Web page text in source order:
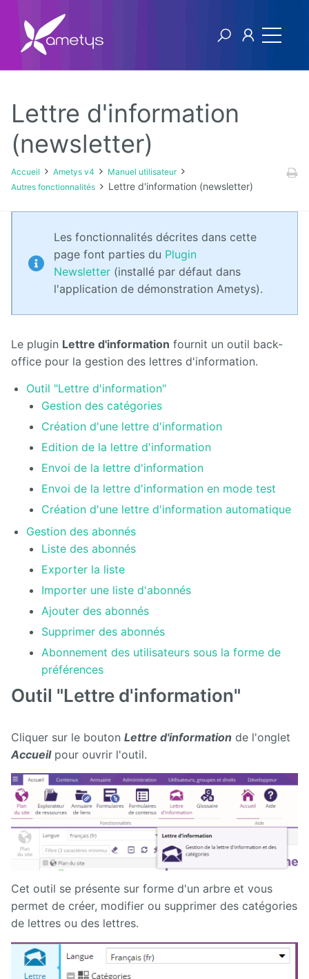
Ametys v4
Licence
utilisateur
Manuel
d'installation
et
d'exploitation
Manuel de
paramétrage
d'intégration
Manuel
de
mise à
Releases
Lettre d'information
(newsletter)
Accueil Ametys v4
Manuel utilisateur
Autres fonctionnalités
Lettre d'information (newsletter)
Les fonctionnalités décrites dans cette
page font parties du Plugin
Newsletter (installé par défaut dans
l'application de démonstration Ametys).
Le plugin Lettre d'information fournit un outil back-
office pour la gestion des lettres d'information.
Outil "Lettre d'information"
Gestion des catégories
Création d'une lettre d'information
Edition de la lettre d'information
Envoi de la lettre d'information
Envoi de la lettre d'information en mode test
Création d'une lettre d'information automatique
Gestion des abonnés
Liste des abonnés
Exporter la liste
Importer une liste d'abonnés
Ajouter des abonnés
Supprimer des abonnés
Abonnement des utilisateurs sous la forme de
préférences
Outil "Lettre d'information"
Cliquer sur le bouton Lettre d'information de l'onglet
Accueil pour ouvrir l'outil.
Cet outil se présente sur forme d'un arbre et vous
permet de créer, modifier ou supprimer des catégories
de lettres ou des lettres.